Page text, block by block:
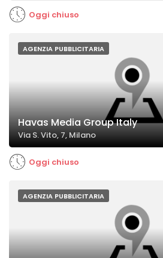
Oggi chiuso
AGENZIA PUBBLICITARIA
Havas Media Group Italy
Via S. Vito, 7, Milano
Oggi chiuso
AGENZIA PUBBLICITARIA